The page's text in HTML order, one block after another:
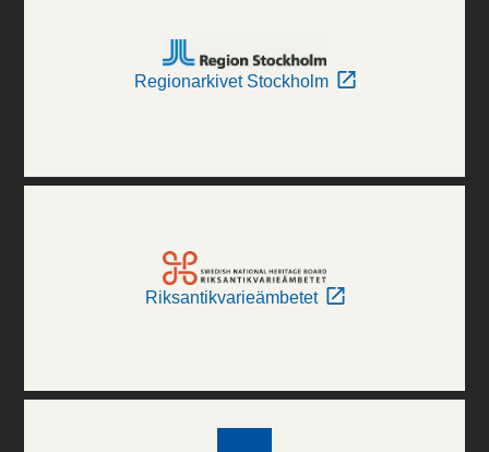
Regionarkivet Stockholm
Riksantikvarieämbetet